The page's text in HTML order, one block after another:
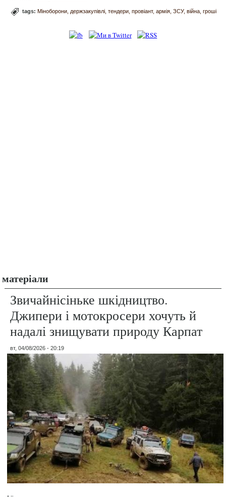
tags:Міноборони держзакупівлі тендери провіант армія ЗСУ війна гроші
матеріали
Звичайнісіньке шкідництво.
Джипери і мотокросери хочуть й
надалі знищувати природу Карпат
вт, 04/08/2026 - 20:19